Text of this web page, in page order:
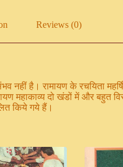
Reviews (0)
नहीं है। रामायण के रचयिता
महाकाव्य दो खंडों में और
किये गये हैं।